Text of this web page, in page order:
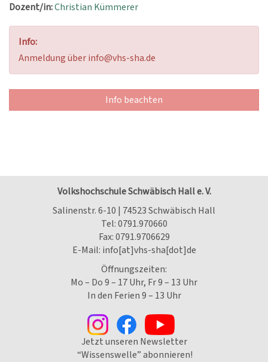
Dozent/in:Christian Kümmerer
Info:
Anmeldung über info@vhs-sha.de
Info beachten
Volkshochschule Schwäbisch Hall e. V.
Salinenstr. 6-10 | 74523 Schwäbisch Hall
Tel:0791.970660
Fax: 0791.9706629
E-Mail: info[at]vhs-sha[dot]de
Öffnungszeiten:
Mo – Do 9 – 17 Uhr, Fr 9 – 13 Uhr
In den Ferien 9 – 13 Uhr
Jetzt unseren Newsletter
“Wissenswelle” abonnieren!